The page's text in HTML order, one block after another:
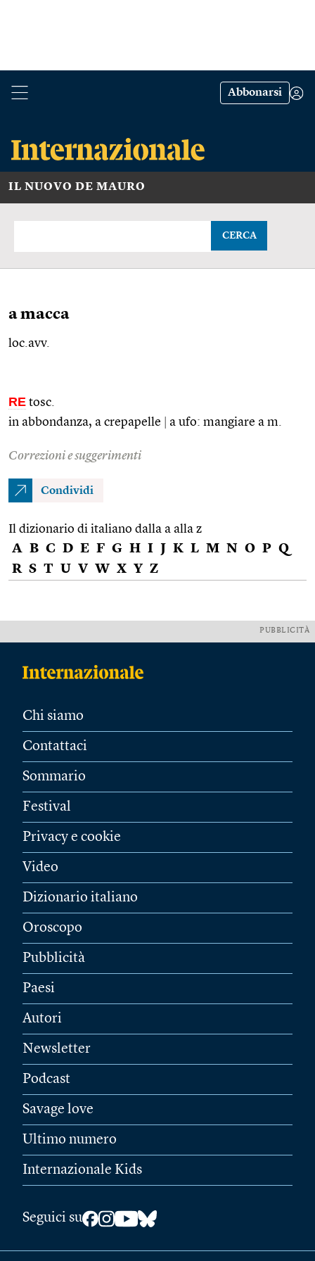
Abbonarsi
IL NUOVO DE MAURO
CERCA
a macca
loc.avv.
RE tosc.
in abbondanza, a crepapelle
a ufo: mangiare a m.
Correzioni e suggerimenti
Condividi
Il dizionario di italiano dalla a alla z
A B C D E F G H I J K L M N O P Q
R S T U V W X Y Z
PUBBLICITÀ
Chi siamo
Contattaci
Sommario
Festival
Privacy e cookie
Video
Dizionario italiano
Oroscopo
Pubblicità
Paesi
Autori
Newsletter
Podcast
Savage love
Ultimo numero
Internazionale Kids
Seguici su